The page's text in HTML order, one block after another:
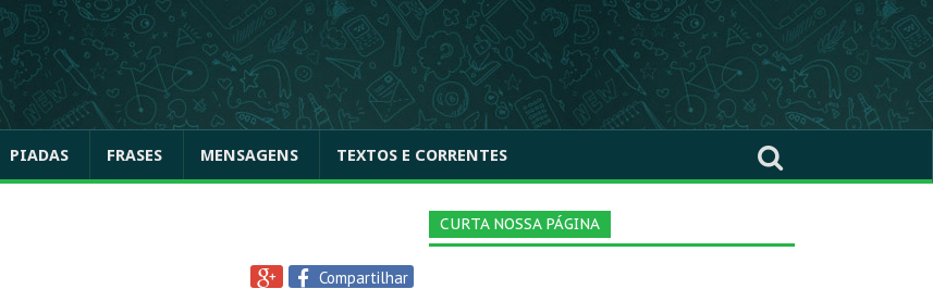
PIADAS FRASES MENSAGENS TEXTOS E CORRENTES
Compartilhar
CURTA NOSSA PÁGINA